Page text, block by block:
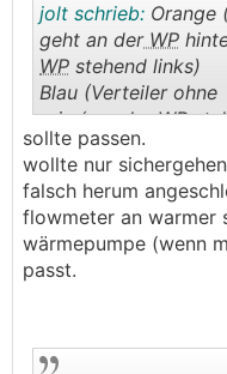
jolt schrieb: Orange
geht an derWP
WP stehend links)
Blau (Verteiler
rein (vor derWP
sollte passen.
wollte nur
falsch herum
flowmeter an warmer
wärmepumpe (wenn
passt.